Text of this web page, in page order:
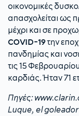
οικονομικές
απασχολείται ως
μέχρι και σε
COVID-19την
πανδημίας και
τις 15
καρδιάς. Ήταν 71
Πηγές:
Luque, el